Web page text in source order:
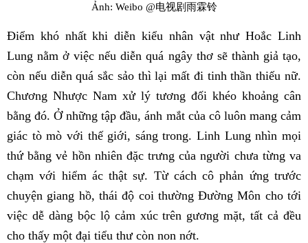
Ảnh: Weibo @电视剧雨霖铃
Điểm khó nhất khi diễn kiểu nhân vật như Hoắc Linh
Lung nằm ở việc nếu diễn quá ngây thơ sẽ thành giả tạo,
còn nếu diễn quá sắc sảo thì lại mất đi tinh thần thiếu nữ.
Chương Nhược Nam xử lý tương đối khéo khoảng cân
bằng đó. Ở những tập đầu, ánh mắt của cô luôn mang cảm
giác tò mò với thế giới, sáng trong. Linh Lung nhìn mọi
thứ bằng vẻ hồn nhiên đặc trưng của người chưa từng va
chạm với hiểm ác thật sự. Từ cách cô phản ứng trước
chuyện giang hồ, thái độ coi thường Đường Môn cho tới
việc dễ dàng bộc lộ cảm xúc trên gương mặt, tất cả đều
cho thấy một đại tiểu thư còn non nớt.